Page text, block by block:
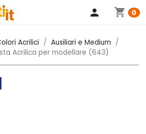
shopping_cart 0
person
Acrilici
Ausiliari e Medium
Acrilica per modellare (643)